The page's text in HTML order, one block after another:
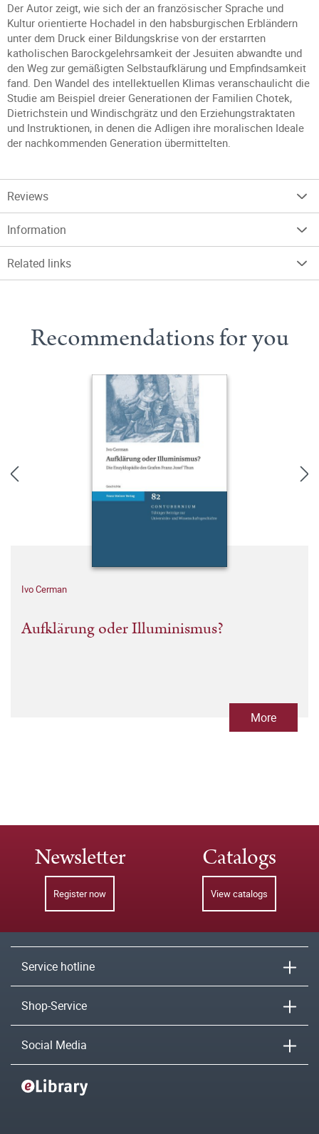
Der Autor zeigt, wie sich der an französischer Sprache und
Kultur orientierte Hochadel in den habsburgischen Erbländern
unter dem Druck einer Bildungskrise von der erstarrten
katholischen Barockgelehrsamkeit der Jesuiten abwandte und
den Weg zur gemäßigten Selbstaufklärung und Empfindsamkeit
fand. Den Wandel des intellektuellen Klimas veranschaulicht die
Studie am Beispiel dreier Generationen der Familien Chotek,
Dietrichstein und Windischgrätz und den Erziehungstraktaten
und Instruktionen, in denen die Adligen ihre moralischen Ideale
der nachkommenden Generation übermittelten.
Reviews
Information
Related links
Recommendations for you
Ivo Cerman
Aufklärung oder Illuminismus?
More
Newsletter
Register now
Catalogs
View catalogs
Service hotline
Shop-Service
Social Media